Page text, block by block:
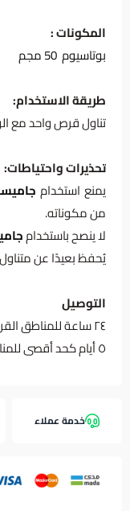
المكونات :
بوتاسيوم 50 مجم
طريقة الاستخدام:
تناول قرص واحد مع
تحذيرات واحتياطات:
يمنع استخدام
من مكوناته.
لا ينصح باستخدام
يُحفظ بعيدًا عن
التوصيل
٢٤ ساعة للمناطق القريبة
٥ أيام كحد أقصى للمناطق النائية
خدمة عملاء